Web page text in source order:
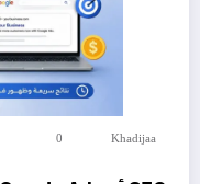
Khadijaa
0